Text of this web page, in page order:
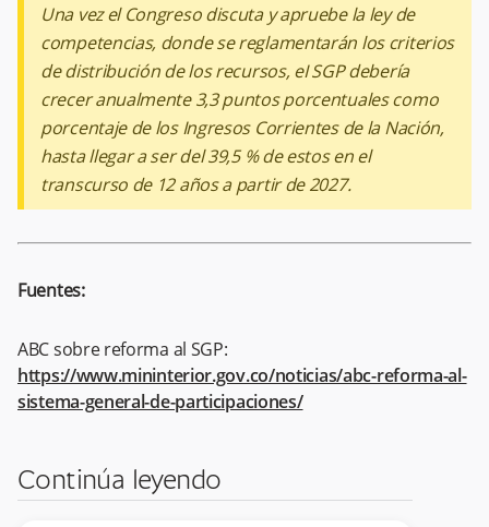
Una vez el Congreso discuta y apruebe la ley de
competencias, donde se reglamentarán los criterios
de distribución de los recursos, eI SGP debería
crecer anualmente 3,3 puntos porcentuales como
porcentaje de los Ingresos Corrientes de la Nación,
hasta llegar a ser del 39,5 % de estos en el
transcurso de 12 años a partir de 2027.
Fuentes:
ABC sobre reforma al SGP:
https://www.mininterior.gov.co/noticias/abc-reforma-al-
sistema-general-de-participaciones/
Continúa leyendo